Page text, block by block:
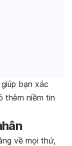
bạn xác
thêm niềm tin
về mọi thứ,